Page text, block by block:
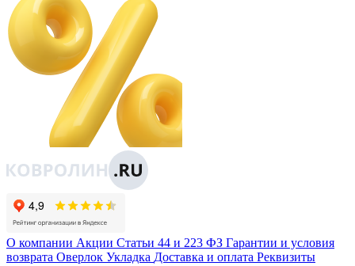
О компании Акции Статьи 44 и 223 ФЗ Гарантии и условия
возврата Оверлок Укладка Доставка и оплата Реквизиты